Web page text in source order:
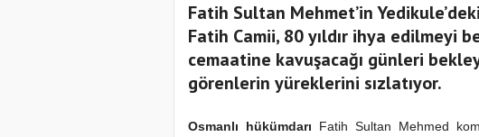
Fatih Sultan Mehmet’in
Fatih Camii, 80 yıldır ihya edilmeyi
cemaatine kavuşacağı günleri
görenlerin yüreklerini sızlatıyor.
Osmanlı hükümdarı Fatih Sultan Mehmed